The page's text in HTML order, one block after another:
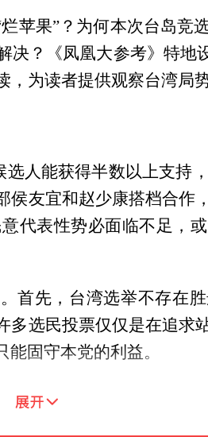
苹果”？为何本次台岛竞
？《凤凰大参考》特地
为读者提供观察台湾局
人能获得半数以上支持
友宜和赵少康搭档合作
代表性势必面临不足，
首先，台湾选举不存在
选民投票仅仅是在追求
固守本党的利益。
。评判一个政治人物，